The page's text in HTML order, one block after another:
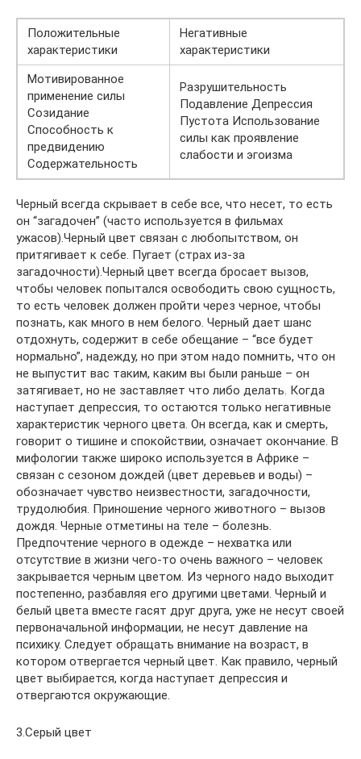
Положительные
характеристики
Негативные
характеристики
Мотивированное
применение силы
Созидание
Способность к
предвидению
Содержательность
Разрушительность
Подавление Депрессия
Пустота Использование
силы как проявление
слабости и эгоизма
Черный всегда скрывает в себе все, что несет, то есть
он “загадочен” (часто используется в фильмах
ужасов).Черный цвет связан с любопытством, он
притягивает к себе. Пугает (страх из-за
загадочности).Черный цвет всегда бросает вызов,
чтобы человек попытался освободить свою сущность,
то есть человек должен пройти через черное, чтобы
познать, как много в нем белого. Черный дает шанс
отдохнуть, содержит в себе обещание – “все будет
нормально”, надежду, но при этом надо помнить, что он
не выпустит вас таким, каким вы были раньше – он
затягивает, но не заставляет что либо делать. Когда
наступает депрессия, то остаются только негативные
характеристик черного цвета. Он всегда, как и смерть,
говорит о тишине и спокойствии, означает окончание. В
мифологии также широко используется в Африке –
связан с сезоном дождей (цвет деревьев и воды) –
обозначает чувство неизвестности, загадочности,
трудолюбия. Приношение черного животного – вызов
дождя. Черные отметины на теле – болезнь.
Предпочтение черного в одежде – нехватка или
отсутствие в жизни чего-то очень важного – человек
закрывается черным цветом. Из черного надо выходит
постепенно, разбавляя его другими цветами. Черный и
белый цвета вместе гасят друг друга, уже не несут своей
первоначальной информации, не несут давление на
психику. Следует обращать внимание на возраст, в
котором отвергается черный цвет. Как правило, черный
цвет выбирается, когда наступает депрессия и
отвергаются окружающие.
3.Серый цвет